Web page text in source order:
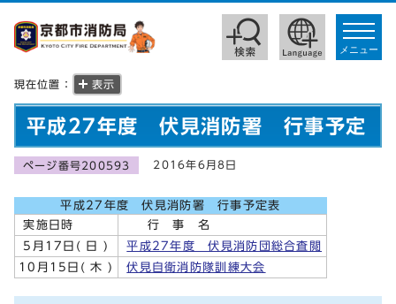
toggle
メニュー
現在位置： 表示
平成27年度 伏見消防署 行事予定
ページ番号200593 2016年6月8日
平成27年度 伏見消防署 行事予定表
実施日時
行 事 名
5月17日( 日 )
平成27年度 伏見消防団総合査閲
10月15日( 木 )
伏見自衛消防隊訓練大会